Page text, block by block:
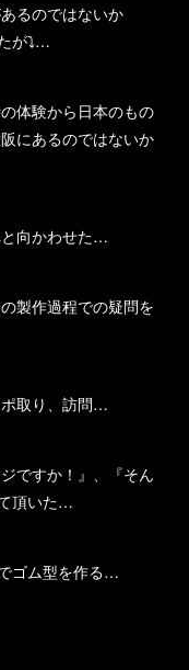
るのではないか
が⤵…
体験から日本のもの
にあるのではないか
と向かわせた…
製作過程での疑問を
取り、訪問…
ですか！』、『そん
頂いた…
ゴム型を作る…